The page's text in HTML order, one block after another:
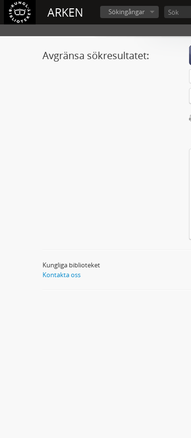
ARKEN Sökingångar
Avgränsa sökresultatet:
Kungliga biblioteket
Kontakta oss